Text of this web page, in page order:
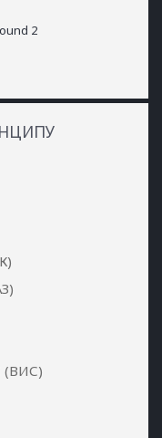
2
(ВИС)